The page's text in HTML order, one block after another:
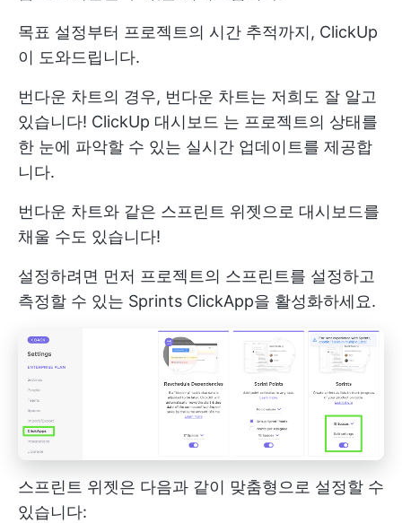
목표 설정부터 프로젝트의 시간 추적까지, ClickUp
이 도와드립니다.
번다운 차트의 경우, 번다운 차트는 저희도 잘 알고
있습니다! ClickUp 대시보드 는 프로젝트의 상태를
한 눈에 파악할 수 있는 실시간 업데이트를 제공합
니다.
번다운 차트와 같은 스프린트 위젯으로 대시보드를
채울 수도 있습니다!
설정하려면 먼저 프로젝트의 스프린트를 설정하고
측정할 수 있는 Sprints ClickApp을 활성화하세요.
스프린트 위젯은 다음과 같이 맞춤형으로 설정할 수
있습니다: